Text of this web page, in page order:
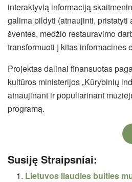
interaktyvią informaciją
galima pildyti (atnaujinti, pristatyti
šventes, medžio restauravimo
transformuoti į kitas informacines
Projektas dalinai finansuotas
kultūros ministerijos „Kūrybinių
atnaujinant ir populiarinant
programą.
Susiję Straipsniai:
Lietuvos liaudies buities